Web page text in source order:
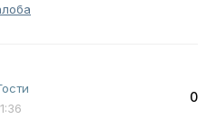
0